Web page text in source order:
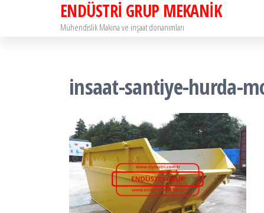
ENDÜSTRİ GRUP MEKANİK
Mühendislik Makina ve inşaat donanımları
insaat-santiye-hurda-